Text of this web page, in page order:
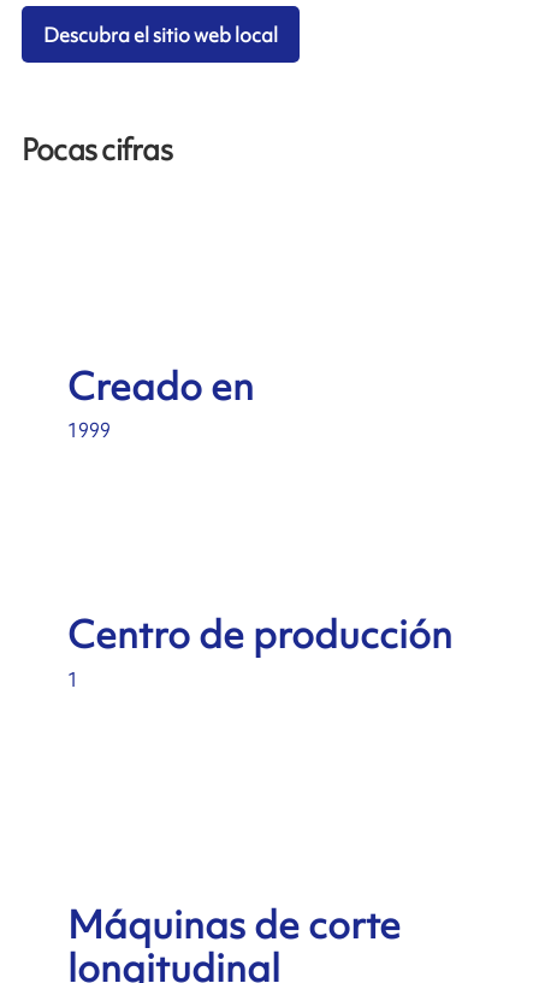
Descubra el sitio web local
Pocas cifras
Creado en
1999
Centro de producción
1
Máquinas de corte
longitudinal